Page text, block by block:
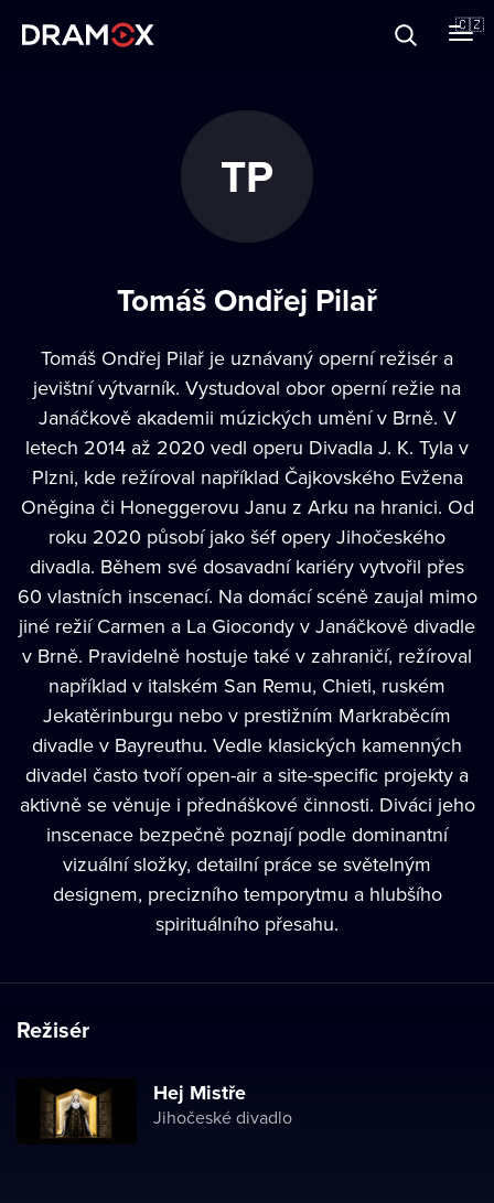
🇨🇿
TP
Tomáš Ondřej Pilař
Tomáš Ondřej Pilař je uznávaný operní režisér a
jevištní výtvarník. Vystudoval obor operní režie na
Janáčkově akademii múzických umění v Brně. V
letech 2014 až 2020 vedl operu Divadla J. K. Tyla v
Plzni, kde režíroval například Čajkovského Evžena
Oněgina či Honeggerovu Janu z Arku na hranici. Od
roku 2020 působí jako šéf opery Jihočeského
divadla. Během své dosavadní kariéry vytvořil přes
60 vlastních inscenací. Na domácí scéně zaujal mimo
jiné režií Carmen a La Giocondy v Janáčkově divadle
v Brně. Pravidelně hostuje také v zahraničí, režíroval
například v italském San Remu, Chieti, ruském
Jekatěrinburgu nebo v prestižním Markraběcím
divadle v Bayreuthu. Vedle klasických kamenných
divadel často tvoří open-air a site-specific projekty a
aktivně se věnuje i přednáškové činnosti. Diváci jeho
inscenace bezpečně poznají podle dominantní
vizuální složky, detailní práce se světelným
designem, precizního temporytmu a hlubšího
spirituálního přesahu.
Režisér
Hej Mistře
Jihočeské divadlo